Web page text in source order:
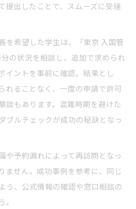
提出したことで、スムーズに受理
を希望した学生は、「東京 入国管
の状況を相談し、追加で求められ
イントを事前に確認。結果とし
れることなく、一度の申請で許可
談もあります。混雑時期を避けた
ブルチェックが成功の秘訣となっ
や予約漏れによって再訪問となっ
ません。成功事例を参考に、同じ
う、公式情報の確認や窓口相談の